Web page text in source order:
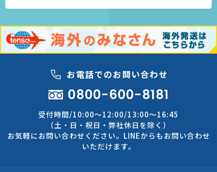
お電話でのお問い合わせ
0800-600-8181
受付時間/10:00～12:00/13:00～16:45
（土・日・祝日・弊社休日を除く）
お気軽にお問い合わせください。LINEからもお問い合わせ
いただけます。